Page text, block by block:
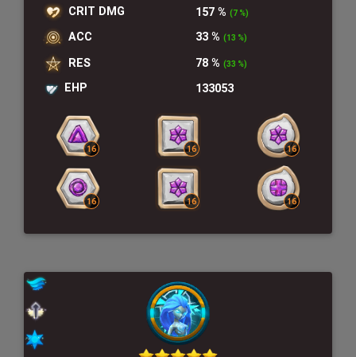
CRIT DMG 157 % (7 %)
ACC 33 % (13 %)
RES 78 % (33 %)
EHP 133053